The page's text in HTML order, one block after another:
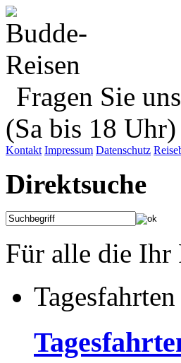
Fragen Sie
(Sa bis 18 Uhr)
Kontakt Impressum Datenschutz
Direktsuche
Für alle die Ihr
Tagesfahrten